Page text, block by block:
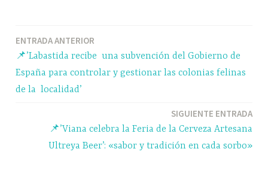
pp m rti
r
Navegación
de
entradas
ENTRADA ANTERIOR
📌’Labastida recibe una subvención del Gobierno de
España para controlar y gestionar las colonias felinas
de la localidad’
SIGUIENTE ENTRADA
📌’Viana celebra la Feria de la Cerveza Artesana
Ultreya Beer’: «sabor y tradición en cada sorbo»